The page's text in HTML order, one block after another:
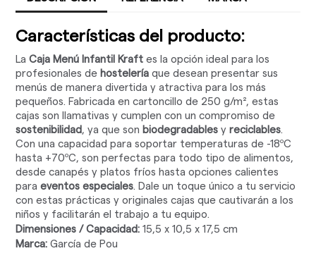
Características del producto:
LaCaja Menú Infantil Kraft es la opción ideal para los
profesionales de hostelería que desean presentar sus
menús de manera divertida y atractiva para los más
pequeños. Fabricada en cartoncillo de 250 g/m², estas
cajas son llamativas y cumplen con un compromiso de
sostenibilidad , ya que son biodegradables yreciclables.
Con una capacidad para soportar temperaturas de -18ºC
hasta +70ºC, son perfectas para todo tipo de alimentos,
desde canapés y platos fríos hasta opciones calientes
paraeventos especiales. Dale un toque único a tu servicio
con estas prácticas y originales cajas que cautivarán a los
niños y facilitarán el trabajo a tu equipo.
Dimensiones / Capacidad: 15,5 x 10,5 x 17,5 cm
Marca: García de Pou